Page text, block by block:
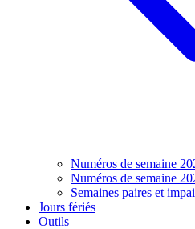
Numéros de semaine
Numéros de semaine
Semaines paires et
Jours fériés
Outils